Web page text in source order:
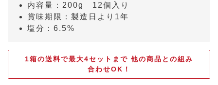
内容量：200g 12個入り
賞味期限：製造日より1年
塩分：6.5%
1箱の送料で最大4セットまで 他の商品との組み
合わせOK！